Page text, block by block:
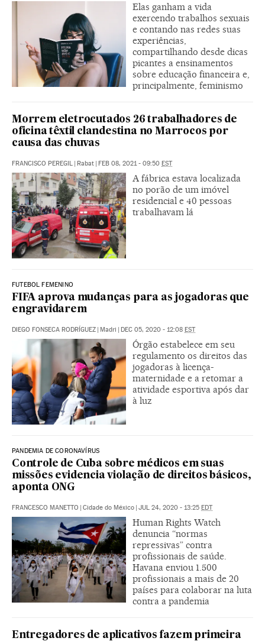
Elas ganham a vida
exercendo trabalhos sexuais
e contando nas redes suas
experiências,
compartilhando desde dicas
picantes a ensinamentos
sobre educação financeira e,
principalmente, feminismo
Morrem eletrocutados 26 trabalhadores de
oficina têxtil clandestina no Marrocos por
causa das chuvas
FRANCISCO PEREGIL | Rabat | FEB 08, 2021 - 09:50 EST
A fábrica estava localizada
no porão de um imóvel
residencial e 40 pessoas
trabalhavam lá
FUTEBOL FEMENINO
FIFA aprova mudanças para as jogadoras que
engravidarem
DIEGO FONSECA RODRÍGUEZ | Madri | DEC 05, 2020 - 12:08 EST
Órgão estabelece em seu
regulamento os direitos das
jogadoras à licença-
maternidade e a retomar a
atividade esportiva após dar
à luz
PANDEMIA DE CORONAVÍRUS
Controle de Cuba sobre médicos em suas
missões evidencia violação de direitos básicos,
aponta ONG
FRANCESCO MANETTO | Cidade do México | JUL 24, 2020 - 13:25 EDT
Human Rights Watch
denuncia “normas
repressivas” contra
profissionais de saúde.
Havana enviou 1.500
profissionais a mais de 20
países para colaborar na luta
contra a pandemia
Entregadores de aplicativos fazem primeira